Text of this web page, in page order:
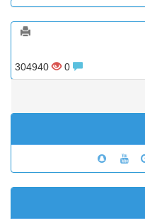
304940